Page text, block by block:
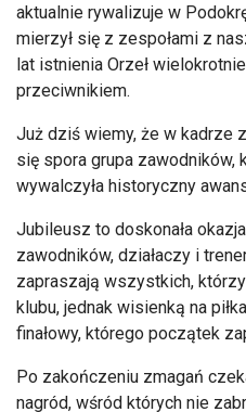
aktualnie rywalizuje w
mierzył się z zespołami z
lat istnienia Orzeł
przeciwnikiem.
Już dziś wiemy, że w kadrze
się spora grupa
wywalczyła historyczny
Jubileusz to doskonała
zawodników, działaczy i
zapraszają wszystkich,
klubu, jednak wisienką na
finałowy, którego początek
Po zakończeniu zmagań
nagród, wśród których nie